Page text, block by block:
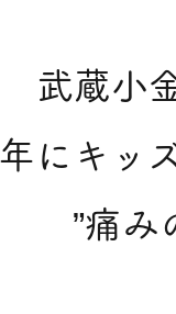
武蔵小
にキッ
​”痛み